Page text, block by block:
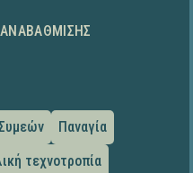
Παναγία
τεχνοτροπία